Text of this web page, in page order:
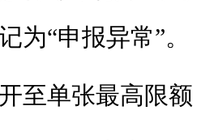
为“申报异常”。
至单张最高限额